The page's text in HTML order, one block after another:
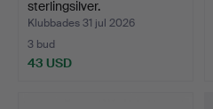
sterlingsilver.
Klubbades 31 jul 2026
3 bud
43 USD